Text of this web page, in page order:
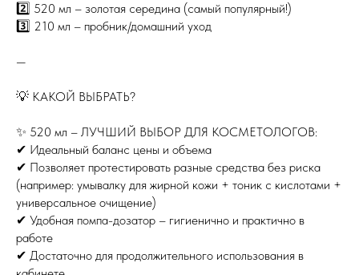
2️⃣ 520 мл – золотая середина (самый популярный!)
3️⃣ 210 мл – пробник/домашний уход
—
💡 КАКОЙ ВЫБРАТЬ?
✨ 520 мл – ЛУЧШИЙ ВЫБОР ДЛЯ КОСМЕТОЛОГОВ:
✔ Идеальный баланс цены и объема
✔ Позволяет протестировать разные средства без риска
(например: умывалку для жирной кожи + тоник с кислотами +
универсальное очищение)
✔ Удобная помпа-дозатор – гигиенично и практично в
работе
✔ Достаточно для продолжительного использования в